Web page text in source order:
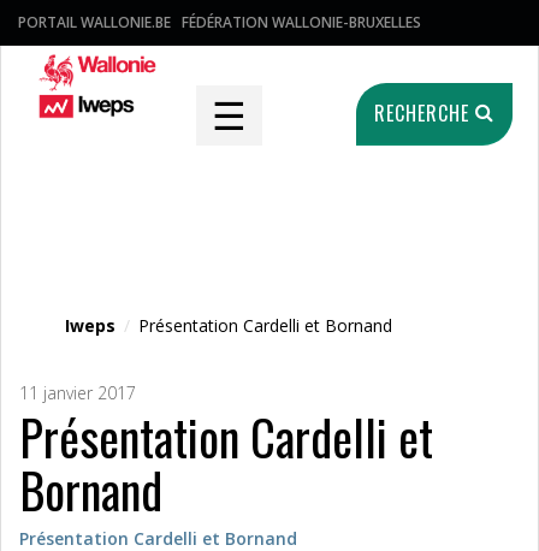
PORTAIL WALLONIE.BE FÉDÉRATION WALLONIE-BRUXELLES
☰ RECHERCHE
Iweps / Présentation Cardelli et Bornand
11 janvier 2017
Présentation Cardelli et
Bornand
Présentation Cardelli et Bornand